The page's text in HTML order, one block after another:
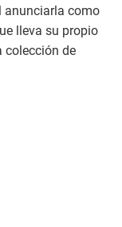
anunciarla como
lleva su propio
colección de